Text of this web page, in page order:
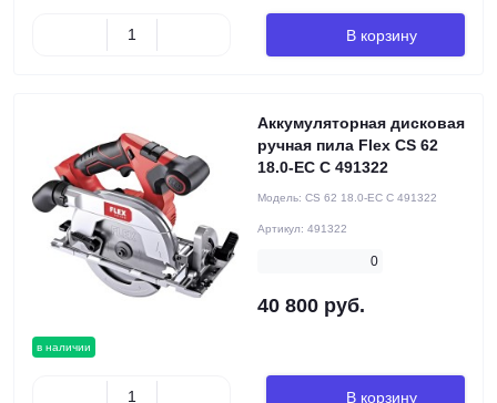
В корзину
в наличии
Аккумуляторная дисковая
ручная пила Flex CS 62
18.0-EC C 491322
Модель: CS 62 18.0-EC C 491322
Артикул: 491322
0
40 800 руб.
В корзину